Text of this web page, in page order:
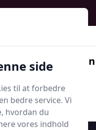
side
til at forbedre
bedre service. Vi
hvordan du
vores indhold